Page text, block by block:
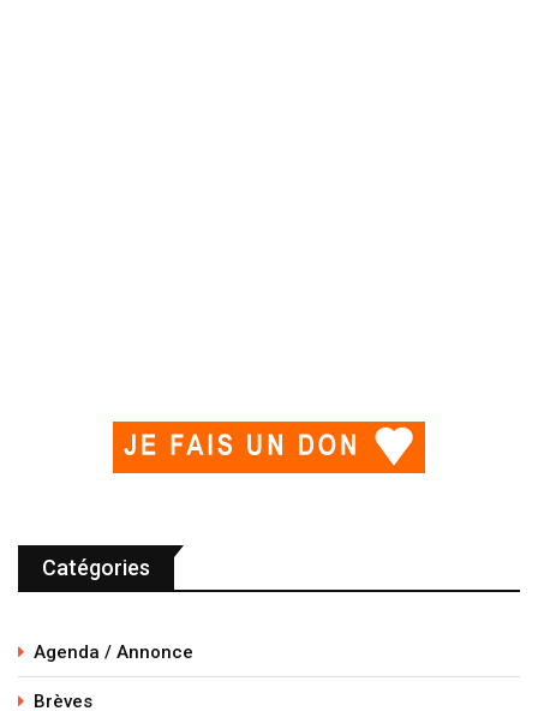
Catégories
Agenda / Annonce
Brèves